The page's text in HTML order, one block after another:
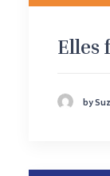
Elles
by